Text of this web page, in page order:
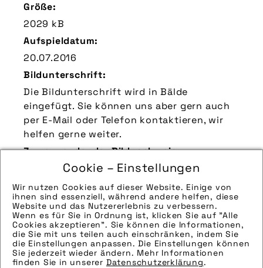
Cookie – Einstellungen
Wir nutzen Cookies auf dieser Website. Einige von
ihnen sind essenziell, während andere helfen, diese
Website und das Nutzererlebnis zu verbessern.
Wenn es für Sie in Ordnung ist, klicken Sie auf "Alle
Cookies akzeptieren". Sie können die Informationen,
die Sie mit uns teilen auch einschränken, indem Sie
die Einstellungen anpassen. Die Einstellungen können
Sie jederzeit wieder ändern. Mehr Informationen
finden Sie in unserer Datenschutzerklärung.
Größe:
2029 kB
Aufspieldatum:
20.07.2016
Bildunterschrift:
Die Bildunterschrift wird in Bälde
eingefügt. Sie können uns aber gern auch
per E-Mail oder Telefon kontaktieren, wir
helfen gerne weiter.
Zu verwendender Bildnachweis:
Quelle/Source [´www.hpvelotechnik.com |
pd-f´]
Technik-Info:
Die technischen Details werden in Bälde
eingefügt. Sie können uns aber gern auch
per E-Mail oder Telefon kontaktieren, wir
helfen gerne weiter.